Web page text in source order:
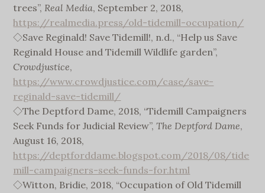
trees”, Real Media, September 2, 2018,
https://realmedia.press/old-tidemill-occupation/
◇Save Reginald! Save Tidemill!, n.d., “Help us Save
Reginald House and Tidemill Wildlife garden”,
Crowdjustice,
https://www.crowdjustice.com/case/save-
reginald-save-tidemill/
◇The Deptford Dame, 2018, “Tidemill Campaigners
Seek Funds for Judicial Review”,The Deptford Dame,
August 16, 2018,
https://deptforddame.blogspot.com/2018/08/tide
mill-campaigners-seek-funds-for.html
◇Witton, Bridie, 2018, “Occupation of Old Tidemill